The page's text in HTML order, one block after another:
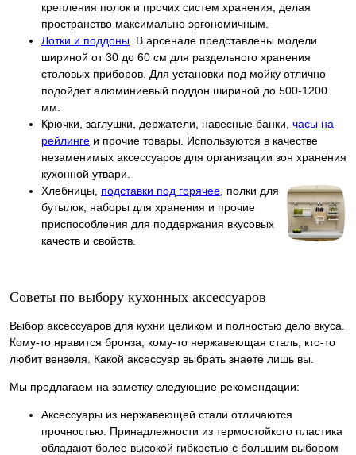
крепления полок и прочих систем хранения, делая
пространство максимально эргономичным.
Лотки и поддоны . В арсенале представлены модели
шириной от 30 до 60 см для раздельного хранения
столовых приборов. Для установки под мойку отлично
подойдет алюминиевый поддон шириной до 500-1200
мм.
Крючки, заглушки, держатели, навесные банки, часы на
рейлинге и прочие товары. Используются в качестве
незаменимых аксессуаров для организации зон хранения
кухонной утвари.
Хлебницы, подставки под горячее , полки для
бутылок, наборы для хранения и прочие
приспособления для поддержания вкусовых
качеств и свойств.
Советы по выбору кухонных аксессуаров
Выбор аксессуаров для кухни целиком и полностью дело вкуса.
Кому-то нравится бронза, кому-то нержавеющая сталь, кто-то
любит вензеля. Какой аксессуар выбрать знаете лишь вы.
Мы предлагаем на заметку следующие рекомендации:
Аксессуары из нержавеющей стали отличаются
прочностью. Принадлежности из термостойкого пластика
обладают более высокой гибкостью с большим выбором